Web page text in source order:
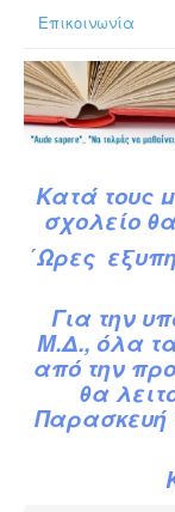
Επικοινωνία
Κατά τους
σχολείο
΄Ωρες
Για την
Μ.Δ., όλα
από την
θα
Παρασκευή